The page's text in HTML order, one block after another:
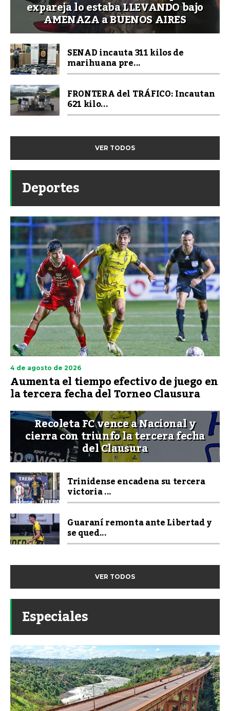
expareja lo estaba LLEVANDO bajo
AMENAZA a BUENOS AIRES
SENAD incauta 311 kilos de
marihuana pre...
FRONTERA del TRÁFICO: Incautan
621 kilo...
VER TODOS
Deportes
4 de agosto de 2026
Aumenta el tiempo efectivo de juego en
la tercera fecha del Torneo Clausura
Recoleta FC vence a Nacional y
cierra con triunfo la tercera fecha
del Clausura
Trinidense encadena su tercera
victoria ...
Guaraní remonta ante Libertad y
se qued...
VER TODOS
Especiales